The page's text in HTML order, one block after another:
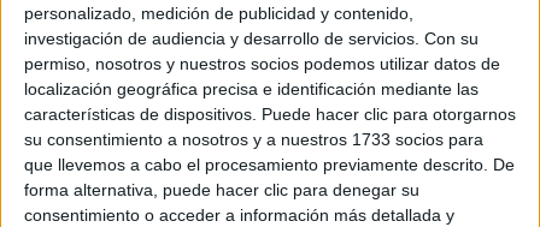
personalizado, medición de publicidad y contenido,
investigación de audiencia y desarrollo de servicios. Con su
permiso, nosotros y nuestros socios podemos utilizar datos de
localización geográfica precisa e identificación mediante las
características de dispositivos. Puede hacer clic para otorgarnos
su consentimiento a nosotros y a nuestros 1733 socios para
que llevemos a cabo el procesamiento previamente descrito. De
forma alternativa, puede hacer clic para denegar su
consentimiento o acceder a información más detallada y
Soy:*
Chico
Chica
¿En qué año terminas (o terminaste) bachillerato o FP?